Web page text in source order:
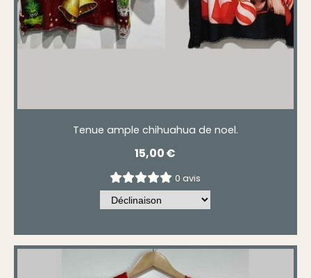
Tenue ample chihuahua de noel.
15,00€
0 avis